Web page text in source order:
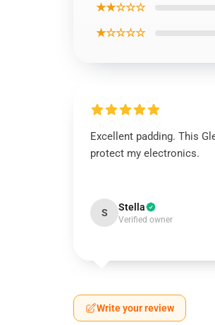
★★☆☆☆
★☆☆☆☆
Excellent padding. This
protect my electronics.
S Stella
Verified owner
Write your review